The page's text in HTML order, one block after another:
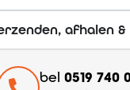
afhalen
bel 0519 740